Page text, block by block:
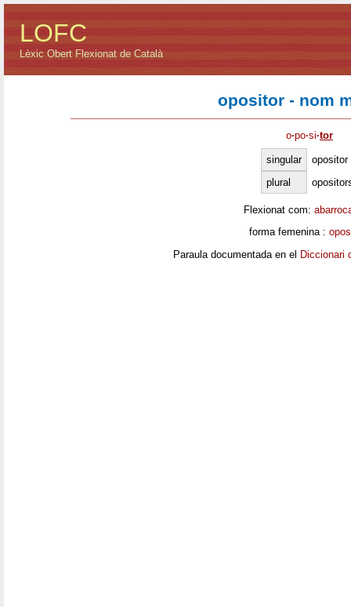
LOFC
Lèxic Obert Flexionat de Català
opositor - nom
o·po·si·tor
singular
opositor
plural
Flexionat com:
forma femenina :
Paraula documentada en el Diccionari